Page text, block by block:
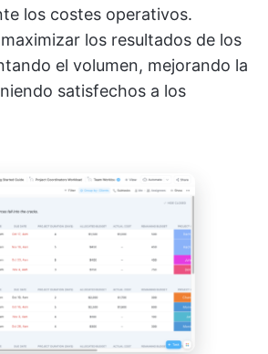
los costes operativos.
los resultados de los
el volumen, mejorando la
satisfechos a los